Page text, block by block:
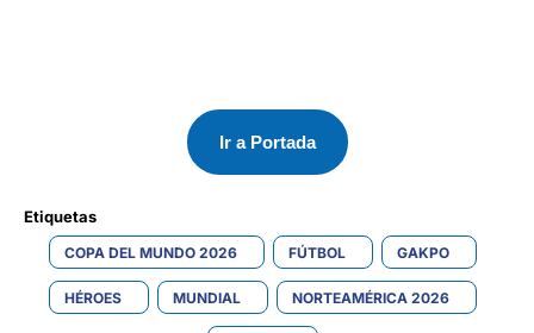
Ir a Portada
Etiquetas
COPA DEL MUNDO 2026 FÚTBOL GAKPO
HÉROES MUNDIAL NORTEAMÉRICA 2026